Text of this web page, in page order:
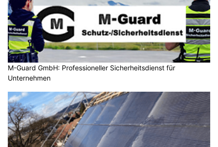
M-Guard GmbH: Professioneller Sicherheitsdienst für
Unternehmen